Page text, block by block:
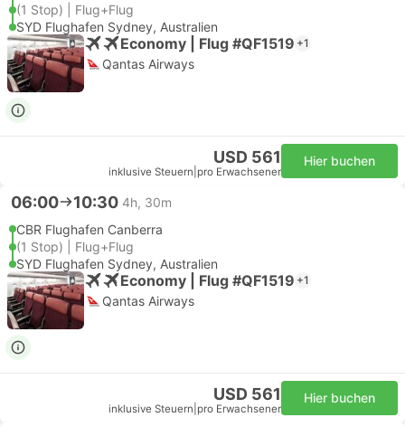
(1 Stop) | Flug+Flug
SYD Flughafen Sydney, Australien
Economy | Flug #QF1519 +1
Qantas Airways
USD 561
inklusive Steuern pro Erwachsener
Hier buchen
06:00 10:30 4h, 30m
CBR Flughafen Canberra
(1 Stop) | Flug+Flug
SYD Flughafen Sydney, Australien
Economy | Flug #QF1519 +1
Qantas Airways
USD 561
inklusive Steuern pro Erwachsener
Hier buchen